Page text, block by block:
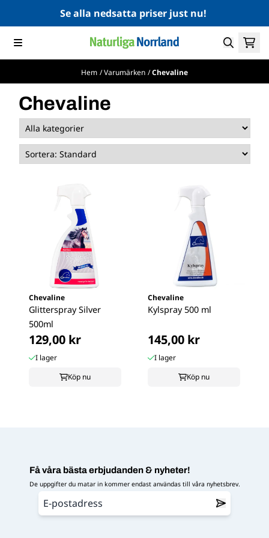
Hoppa till innehållSe alla nedsatta priser just nu!
Hem /Varumärken /Chevaline
Chevaline
Chevaline
Glitterspray Silver
500ml
129,00 kr
I lager
Köp nu
Chevaline
Kylspray 500 ml
145,00 kr
I lager
Köp nu
Få våra bästa erbjudanden & nyheter!
De uppgifter du matar in kommer endast användas till våra nyhetsbrev.